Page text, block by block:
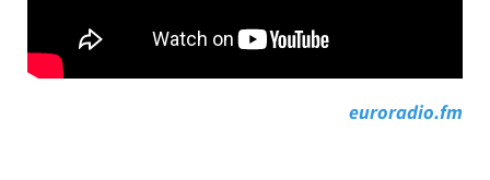
euroradio.fm